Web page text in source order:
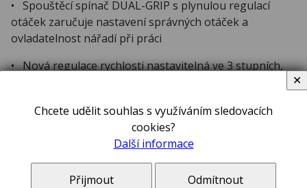
• Spouštěcí spínač DUAL-GRIP s plynulou regulací
otáček zaručuje nastavení správných otáček a
ovladatelnost nářadí při práci
• Nová regulace rychlosti nastavitelná ve 3 stupních,
• Jasné světlo LED diodové svítilny osvětluje tmavé
• Vodítko pro přímé řezy s hloubkoměrem zvyšuje
Chcete udělit souhlas s využíváním sledovacích
cookies?
Další informace
Přijmout Odmítnout
✕